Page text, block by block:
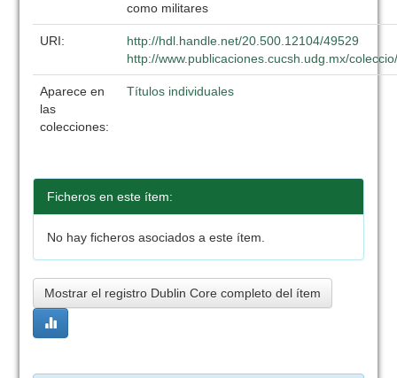
como militares
URI:
http://hdl.handle.net/20.500.12104/49529
http://www.publicaciones.cucsh.udg.mx/
Aparece en
las
colecciones:
Títulos individuales
Ficheros en este ítem:
No hay ficheros asociados a este ítem.
Mostrar el registro Dublin Core completo del ítem